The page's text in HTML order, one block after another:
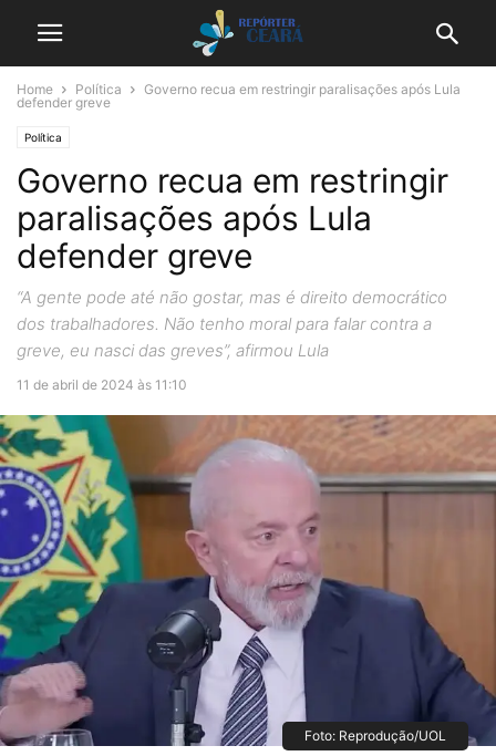
Home Política
Governo recua em restringir paralisações após Lula
defender greve
Política
Governo recua em restringir
paralisações após Lula
defender greve
“A gente pode até não gostar, mas é direito democrático
dos trabalhadores. Não tenho moral para falar contra a
greve, eu nasci das greves”, afirmou Lula
11 de abril de 2024 às 11:10
Foto: Reprodução/UOL